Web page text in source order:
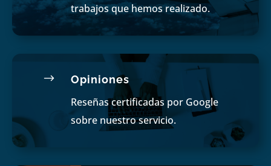
trabajos que hemos realizado.
$ Opiniones
Reseñas certificadas por Google
sobre nuestro servicio.